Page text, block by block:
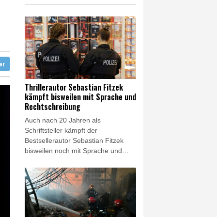
eingeschlagen
dann doch gestorben
Gegenmaßnahmen
Thrillerautor Sebastian Fitzek
kämpft bisweilen mit Sprache und
Rechtschreibung
Auch nach 20 Jahren als
Schriftsteller kämpft der
Bestsellerautor Sebastian Fitzek
bisweilen noch mit Sprache und
zu viele Sätze mit einem Komma
und 'dass'", sagte der 54-jährige der
"Neuen Osnabrücker Zeitung" laut
Mitteilung vom Dienstag. Schon
häufiger sei ihm zudem ein